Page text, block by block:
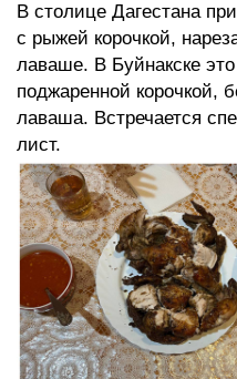
В столице Дагестана
с рыжей корочкой,
лаваше. В Буйнакске
поджаренной корочкой,
лаваша. Встречается
лист.